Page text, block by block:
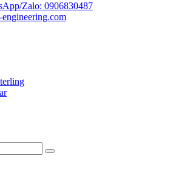
Zalo: 0906830487
engineering.com